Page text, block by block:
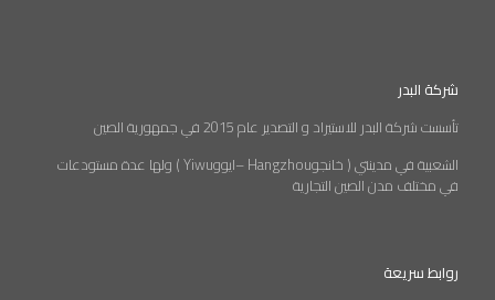
شركة البدر
تأسست شركة البدر للاستيراد و التصدير عام 2015 في جمهورية الصين
الشعبية في مدينتي ( خانجوHangzhou –ايووYiwu ) ولها عدة مستودعات
في مختلف مدن الصين التجارية
روابط سريعة